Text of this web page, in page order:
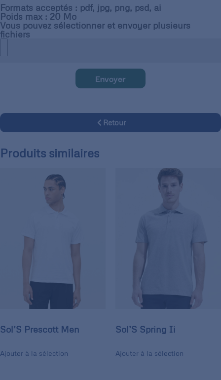
Formats acceptés : pdf, jpg, png, psd, ai
Poids max : 20 Mo
Vous pouvez sélectionner et envoyer plusieurs
fichiers
Envoyer
Retour
Produits similaires
Sol’S Prescott Men
Ajouter à la sélection
Sol’S Spring Ii
Ajouter à la sélection